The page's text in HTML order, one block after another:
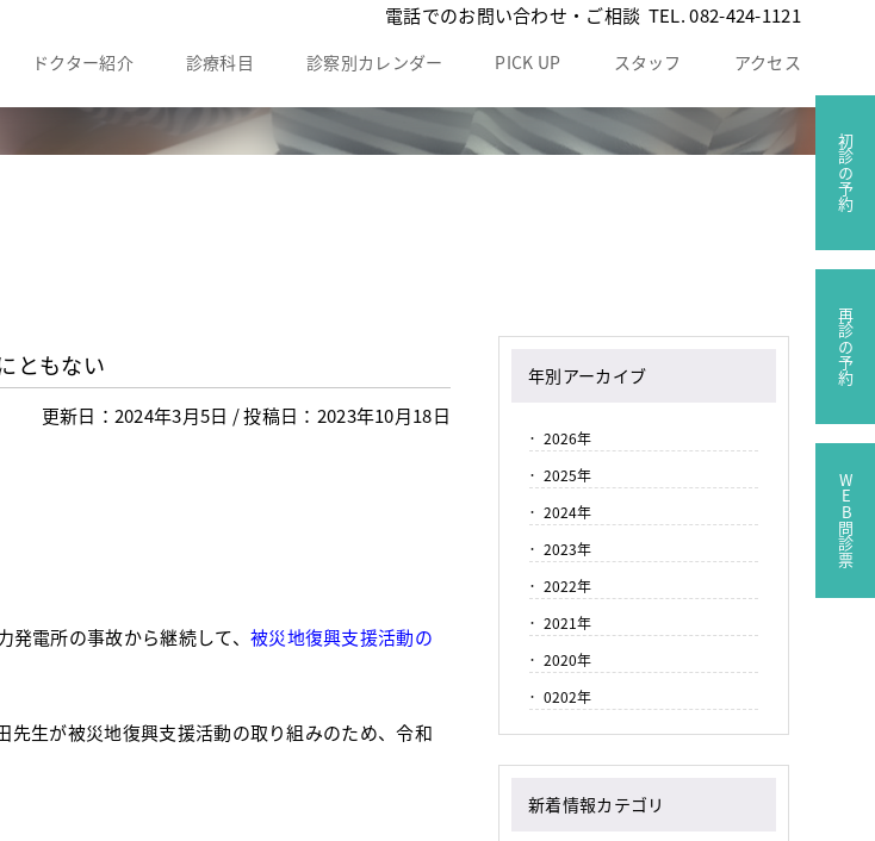
初診の予約
再診の予約
WEB問診票
電話でのお問い合わせ・ご相談 TEL. 082-424-1121
ドクター紹介 診療科目 診察別カレンダー PICK UP スタッフ アクセス
ともない
更新日：2024年3月5日 / 投稿日：2023年10月18日
電所の事故から継続して、 被災地復興支援活動の
生が被災地復興支援活動の取り組みのため、令和
年別アーカイブ
2026年
2025年
2024年
2023年
2022年
2021年
2020年
0202年
新着情報カテゴリ